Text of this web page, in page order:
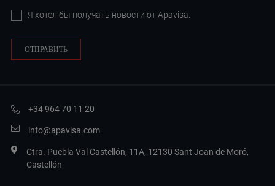
Я хотел бы получать новости от Apavisa.
+34 964 70 11 20
info@apavisa.com
Ctra. Puebla Val Castellón, 11A, 12130 Sant Joan de Moró,
Castellón